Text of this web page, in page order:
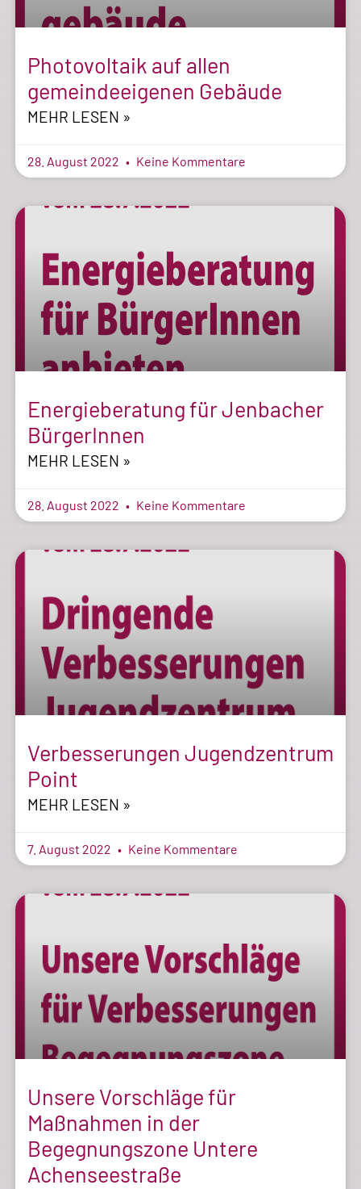
Photovoltaik auf allen
gemeindeeigenen Gebäude
MEHR LESEN »
28. August 2022 Keine Kommentare
Energieberatung für Jenbacher
BürgerInnen
MEHR LESEN »
28. August 2022 Keine Kommentare
Verbesserungen Jugendzentrum
Point
MEHR LESEN »
7. August 2022 Keine Kommentare
Unsere Vorschläge für
Maßnahmen in der
Begegnungszone Untere
Achenseestraße